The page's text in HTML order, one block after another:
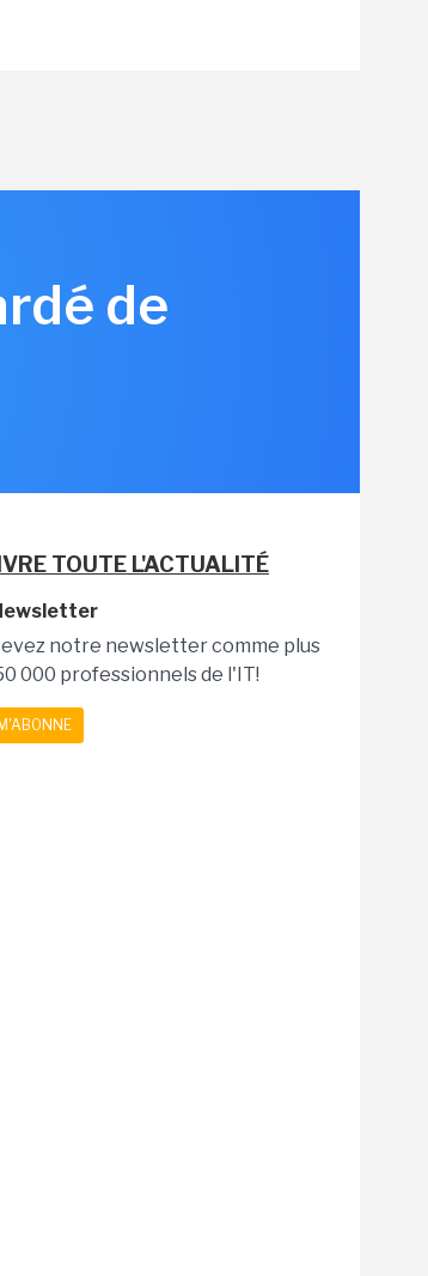
de
TOUTE L'ACTUALITÉ
notre newsletter comme plus
000 professionnels de l'IT!